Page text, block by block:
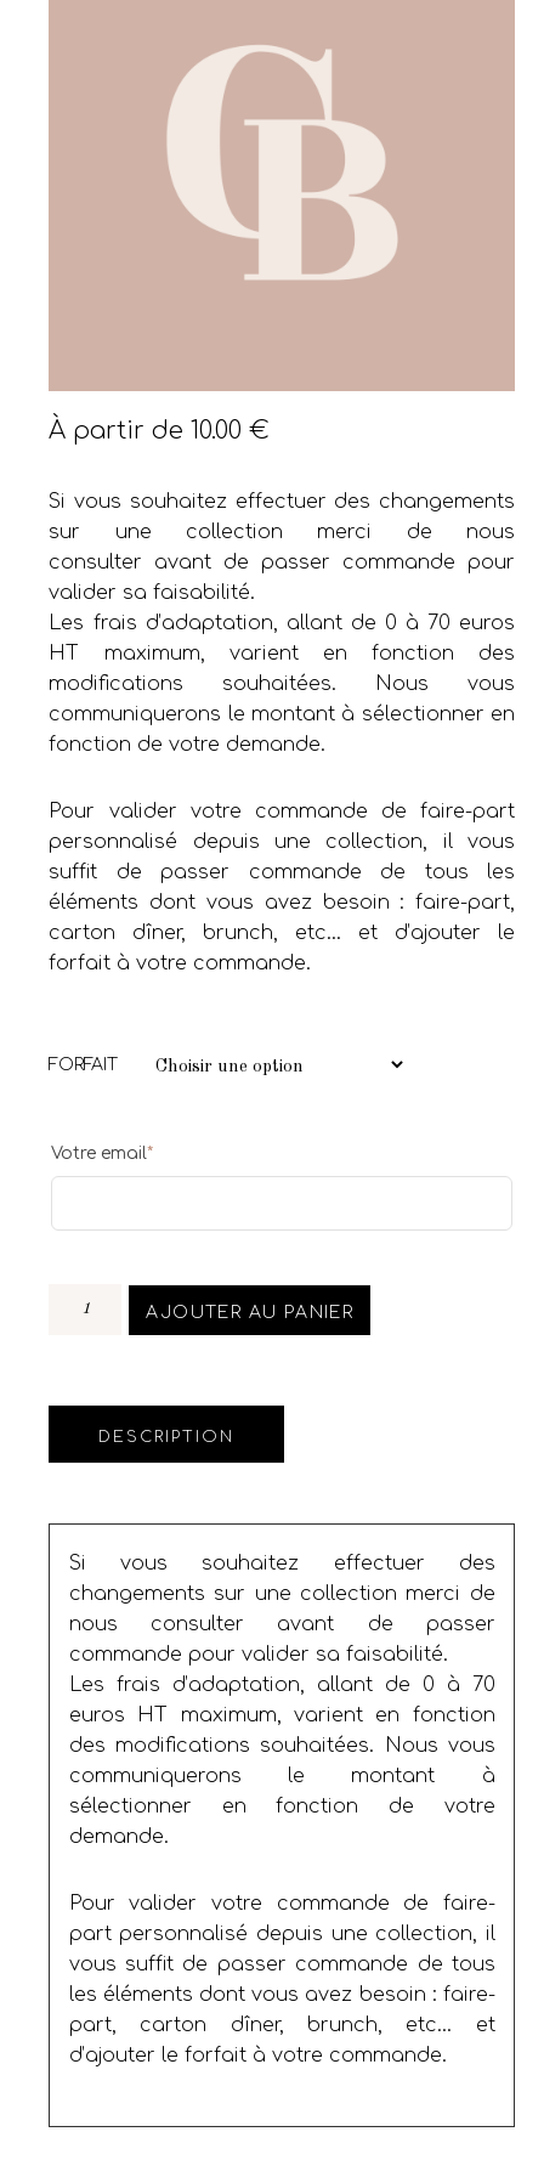
À partir de10.00€
Si vous souhaitez effectuer des changements
sur une collection merci de nous
consulter avant de passer commande pour
valider sa faisabilité.
Les frais d’adaptation, allant de 0 à 70 euros
HT maximum, varient en fonction des
modifications souhaitées. Nous vous
communiquerons le montant à sélectionner en
fonction de votre demande.
Pour valider votre commande de faire-part
personnalisé depuis une collection, il vous
suffit de passer commande de tous les
éléments dont vous avez besoin : faire-part,
carton dîner, brunch, etc… et d’ajouter le
forfait à votre commande.
FORFAIT
Votre email*
AJOUTER AU PANIER
DESCRIPTION
Si vous souhaitez effectuer des
changements sur une collection merci de
nous consulter avant de passer
commande pour valider sa faisabilité.
Les frais d’adaptation, allant de 0 à 70
euros HT maximum, varient en fonction
des modifications souhaitées. Nous vous
communiquerons le montant à
sélectionner en fonction de votre
demande.
Pour valider votre commande de faire-
part personnalisé depuis une collection, il
vous suffit de passer commande de tous
les éléments dont vous avez besoin : faire-
part, carton dîner, brunch, etc… et
d’ajouter le forfait à votre commande.